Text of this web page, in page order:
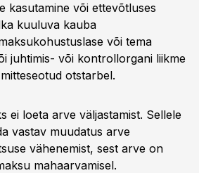
kasutamine või ettevõtluses
kuuluva kauba
või tema
juhtimis- või kontrollorgani liikme
otstarbel.
ei loeta arve väljastamist. Sellele
vastav muudatus arve
vähenemist, sest arve on
mahaarvamisel.